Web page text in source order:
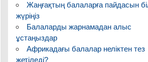
Жаңғақтың балаларға пайдасын
жүріңіз
Балаларды жарнамадан алыс
ұстаңыздар
Африкадағы балалар неліктен тез
жетіледі?